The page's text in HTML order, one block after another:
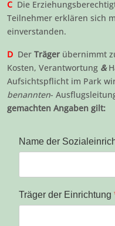
C Die
Teilnehmer erklären sich
einverstanden.
D Der Träger übernimmt
Kosten, Verantwortung &
Aufsichtspflicht im Park
benannten-
gemachten Angaben gilt:
Name der
Träger der Einrichtung